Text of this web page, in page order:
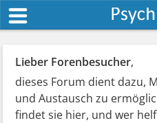
Lieber Forenbesucher,
dieses Forum dient dazu,
und Austausch zu
findet sie hier, und wer